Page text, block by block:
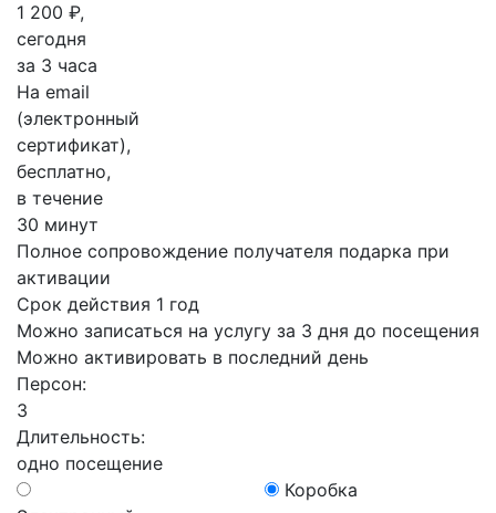
1 200 ₽,
сегодня
за 3 часа
На email
(электронный
сертификат),
бесплатно,
в течение
30 минут
Полное сопровождение получателя подарка при
активации
Срок действия 1 год
Можно записаться на услугу за 3 дня до посещения
Можно активировать в последний день
Персон:
3
Длительность:
одно посещение
Коробка